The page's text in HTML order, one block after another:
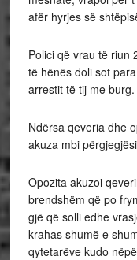
afër hyrjes së
Polici që vrau të riun
të hënës doli sot
arrestit të tij me burg.
Ndërsa qeveria dhe
akuza mbi
Opozita akuzoi
brendshëm që po
gjë që solli edhe
krahas shumë e
qytetarëve kudo